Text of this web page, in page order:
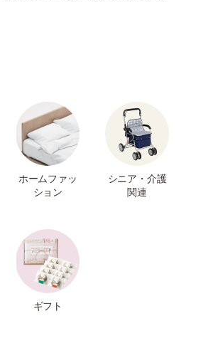
ホームファッ
ション
シニア・介護
関連
ギフト